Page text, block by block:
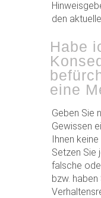
den
Habe
eine
Geben Sie
Gewissen
Ihnen
Setzen Sie
falsche
bzw.